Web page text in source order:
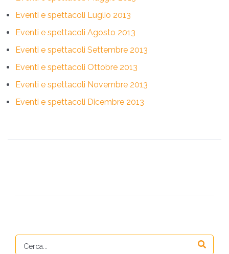
Eventi e spettacoli Luglio 2013
Eventi e spettacoli Agosto 2013
Eventi e spettacoli Settembre 2013
Eventi e spettacoli Ottobre 2013
Eventi e spettacoli Novembre 2013
Eventi e spettacoli Dicembre 2013